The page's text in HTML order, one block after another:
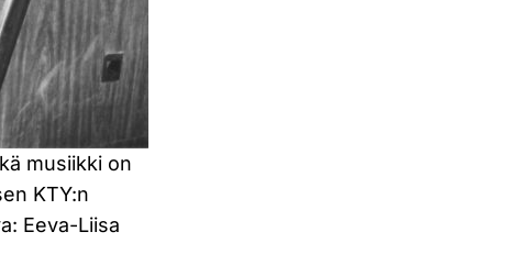
musiikki on
KTY:n
Eeva-Liisa